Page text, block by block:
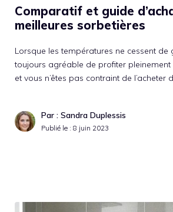
Comparatif et guide
meilleures sorbetières
Lorsque les températures ne cessent de
toujours agréable de profiter pleinement
et vous n’êtes pas contraint de l’acheter
Par : Sandra Duplessis
Publié le : 8 juin 2023